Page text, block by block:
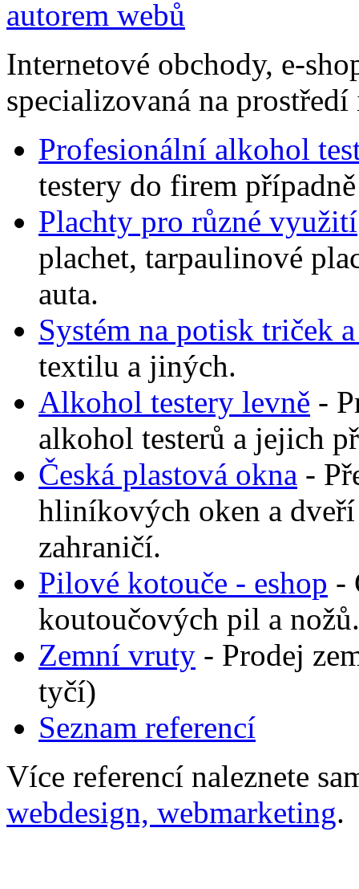
Internetové obchody, e-
specializovaná na
Profesionální alkohol
testery do firem
Plachty pro různé využití
plachet, tarpaulinové
auta.
Systém na potisk triček
textilu a jiných.
Alkohol testery levně -
alkohol testerů a jejich
Česká plastová okna -
hliníkových oken a
zahraničí.
Pilové kotouče - eshop -
koutoučových pil a
Zemní vruty - Prodej
tyčí)
Seznam referencí
Více referencí naleznete
webdesign, webmarketing.